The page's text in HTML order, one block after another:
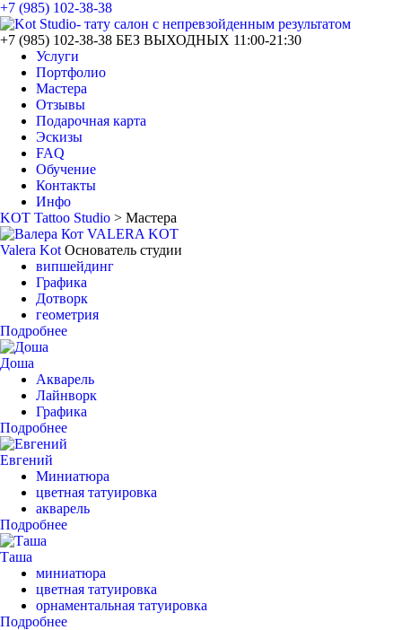
+7 (985) 102-38-38
+7 (985) 102-38-38 БЕЗ ВЫХОДНЫХ 11:00-21:30
Услуги
Портфолио
Мастера
Отзывы
Подарочная карта
Эскизы
FAQ
Обучение
Контакты
Инфо
KOT Tattoo Studio > Мастера
Valera Kot Основатель студии
випшейдинг
Графика
Дотворк
геометрия
Подробнее
Доша
Акварель
Лайнворк
Графика
Подробнее
Евгений
Миниатюра
цветная татуировка
акварель
Подробнее
Таша
миниатюра
цветная татуировка
орнаментальная татуировка
Подробнее